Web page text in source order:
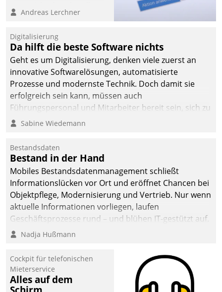
Cockpit für mobile
Datatrain. Die meravis
Wohnungsbau- und
Immobilien GmbH hat
sich dabei für den Betrieb
der Lösung über die SAP
Cloud Platform
entschieden - als erstes
Unternehmen am
Andreas Lerchner
Digitalisierung
Da hilft die beste Software nichts
Geht es um Digitalisierung, denken viele zuerst an
innovative Softwarelösungen, automatisierte
Prozesse und modernste Technik. Doch damit sie
erfolgreich sein kann, müssen auch
Führungspersonal und Mitarbeiter bereit sein, sich zu
verändern und anzupassen, sonst werden sie an ihr
Sabine Wiedemann
Bestandsdaten
Bestand in der Hand
Mobiles Bestandsdatenmanagement schließt
Informationslücken vor Ort und eröffnet Chancen bei
Objektpflege, Modernisierung und Vertrieb. Nur wenn
aktuelle Informationen vorliegen, laufen
Geschäftsprozesse rund – und blühen IT-gestützt auf.
Nadja Hußmann
Cockpit für telefonischen
Mieterservice
Alles auf dem